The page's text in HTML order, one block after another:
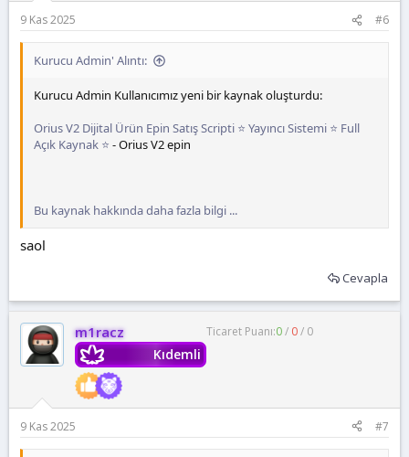
9 Kas 2025 #6
Kurucu Admin' Alıntı:
Kurucu Admin Kullanıcımız yeni bir kaynak oluşturdu:
Orius V2 Dijital Ürün Epin Satış Scripti ⭐ Yayıncı Sistemi ⭐ Full
Açık Kaynak ⭐ - Orius V2 epin
Bu kaynak hakkında daha fazla bilgi ...
saol
Cevapla
m1racz
Kıdemli
Ticaret Puanı:0/ 0/ 0
9 Kas 2025 #7